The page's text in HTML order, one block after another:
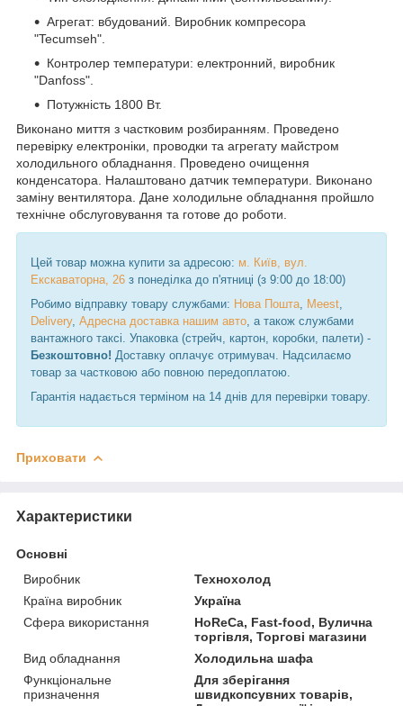
Агрегат: вбудований. Виробник компресора
"Tecumseh".
Контролер температури: електронний, виробник
"Danfoss".
Потужність 1800 Вт.
Виконано миття з частковим розбиранням. Проведено
перевірку електроніки, проводки та агрегату майстром
холодильного обладнання. Проведено очищення
конденсатора. Налаштовано датчик температури. Виконано
заміну вентилятора. Дане холодильне обладнання пройшло
технічне обслуговування та готове до роботи.
Цей товар можна купити за адресою: м. Київ, вул.
Екскаваторна, 26 з понеділка до п'ятниці (з 9:00 до 18:00)
Робимо відправку товару службами: Нова Пошта Meest
Delivery, Адресна доставка нашим авто , а також службами
вантажного таксі. Упаковка (стрейч, картон, коробки, палети) -
Безкоштовно! Доставку оплачує отримувач. Надсилаємо
товар за частковою або повною передоплатою.
Гарантія надається терміном на 14 днів для перевірки товару.
Приховати
Характеристики
Основні
Виробник
Технохолод
Країна виробник
Україна
Сфера використання
HoReCa, Fast-food, Вулична
торгівля, Торгові магазини
Вид обладнання
Холодильна шафа
Функціональне
призначення
Для зберігання
швидкопсувних товарів,